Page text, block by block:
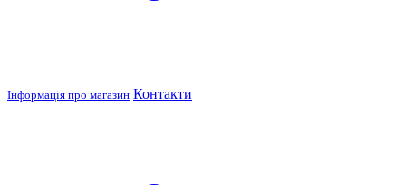
Інформація про магазин Контакти